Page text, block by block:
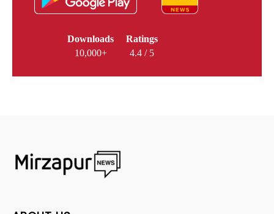
Downloads
10,000+
Ratings
4.4 / 5